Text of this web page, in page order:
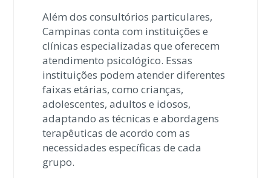
Além dos consultórios particulares,
Campinas conta com instituições e
clínicas especializadas que oferecem
atendimento psicológico. Essas
instituições podem atender diferentes
faixas etárias, como crianças,
adolescentes, adultos e idosos,
adaptando as técnicas e abordagens
terapêuticas de acordo com as
necessidades específicas de cada
grupo.